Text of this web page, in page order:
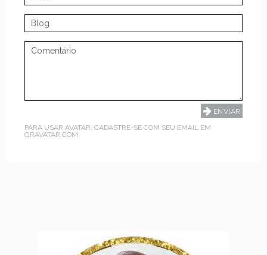
PARA USAR AVATAR, CADASTRE-SE COM SEU EMAIL EM
GRAVATAR.COM